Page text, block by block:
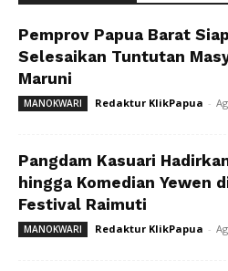
Pemprov Papua Barat
Selesaikan Tuntutan
Maruni
MANOKWARI Redaktur KlikPapua -
Pangdam Kasuari
hingga Komedian Yewen
Festival Raimuti
MANOKWARI Redaktur KlikPapua -